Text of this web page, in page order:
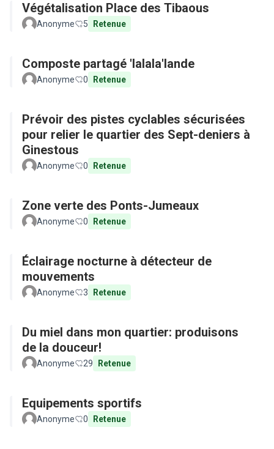
Végétalisation Place des Tibaous
Anonyme 5 Retenue
Composte partagé 'lalala'lande
Anonyme 0 Retenue
Prévoir des pistes cyclables sécurisées
pour relier le quartier des Sept-deniers à
Ginestous
Anonyme 0 Retenue
Zone verte des Ponts-Jumeaux
Anonyme 0 Retenue
Éclairage nocturne à détecteur de
mouvements
Anonyme 3 Retenue
Du miel dans mon quartier: produisons
de la douceur!
Anonyme 29 Retenue
Equipements sportifs
Anonyme 0 Retenue